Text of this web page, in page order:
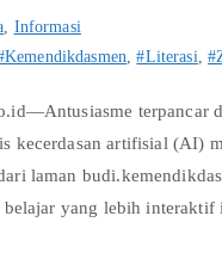
, Informasi
,#Literasi,
kecerdasan artifisial (AI)
laman
yang lebih